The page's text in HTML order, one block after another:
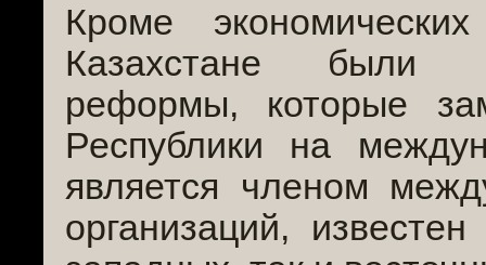
Кроме
Казахстане были
реформы, которые
Республики на
является членом
организаций,